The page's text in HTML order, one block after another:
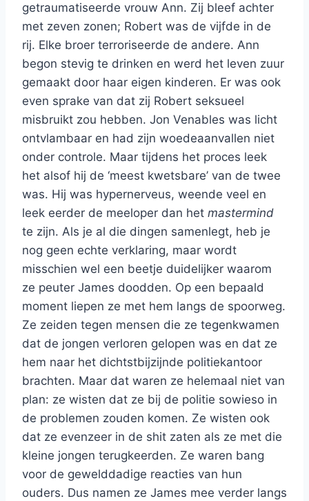
getraumatiseerde vrouw Ann. Zij bleef achter
met zeven zonen; Robert was de vijfde in de
rij. Elke broer terroriseerde de andere. Ann
begon stevig te drinken en werd het leven zuur
gemaakt door haar eigen kinderen. Er was ook
even sprake van dat zij Robert seksueel
misbruikt zou hebben. Jon Venables was licht
ontvlambaar en had zijn woedeaanvallen niet
onder controle. Maar tijdens het proces leek
het alsof hij de ‘meest kwetsbare’ van de twee
was. Hij was hypernerveus, weende veel en
leek eerder de meeloper dan het mastermind
te zijn. Als je al die dingen samenlegt, heb je
nog geen echte verklaring, maar wordt
misschien wel een beetje duidelijker waarom
ze peuter James doodden. Op een bepaald
moment liepen ze met hem langs de spoorweg.
Ze zeiden tegen mensen die ze tegenkwamen
dat de jongen verloren gelopen was en dat ze
hem naar het dichtstbijzijnde politiekantoor
brachten. Maar dat waren ze helemaal niet van
plan: ze wisten dat ze bij de politie sowieso in
de problemen zouden komen. Ze wisten ook
dat ze evenzeer in de shit zaten als ze met die
kleine jongen terugkeerden. Ze waren bang
voor de gewelddadige reacties van hun
ouders. Dus namen ze James mee verder langs